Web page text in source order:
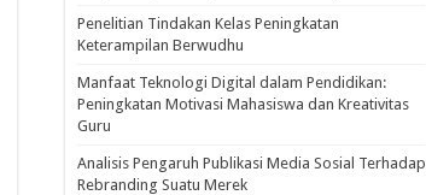
Penelitian Tindakan Kelas Peningkatan
Keterampilan Berwudhu
Manfaat Teknologi Digital dalam Pendidikan:
Peningkatan Motivasi Mahasiswa dan Kreativitas
Guru
Analisis Pengaruh Publikasi Media Sosial Terhadap
Rebranding Suatu Merek